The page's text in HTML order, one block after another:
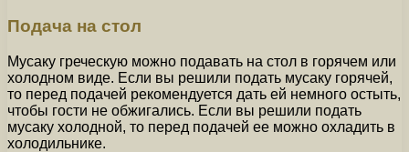
Подача на стол
Мусаку греческую можно подавать на стол в горячем или
холодном виде. Если вы решили подать мусаку горячей,
то перед подачей рекомендуется дать ей немного остыть,
чтобы гости не обжигались. Если вы решили подать
мусаку холодной, то перед подачей ее можно охладить в
холодильнике.